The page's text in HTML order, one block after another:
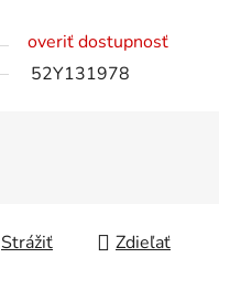
overiť dostupnosť
52Y131978
Strážiť Zdieľať